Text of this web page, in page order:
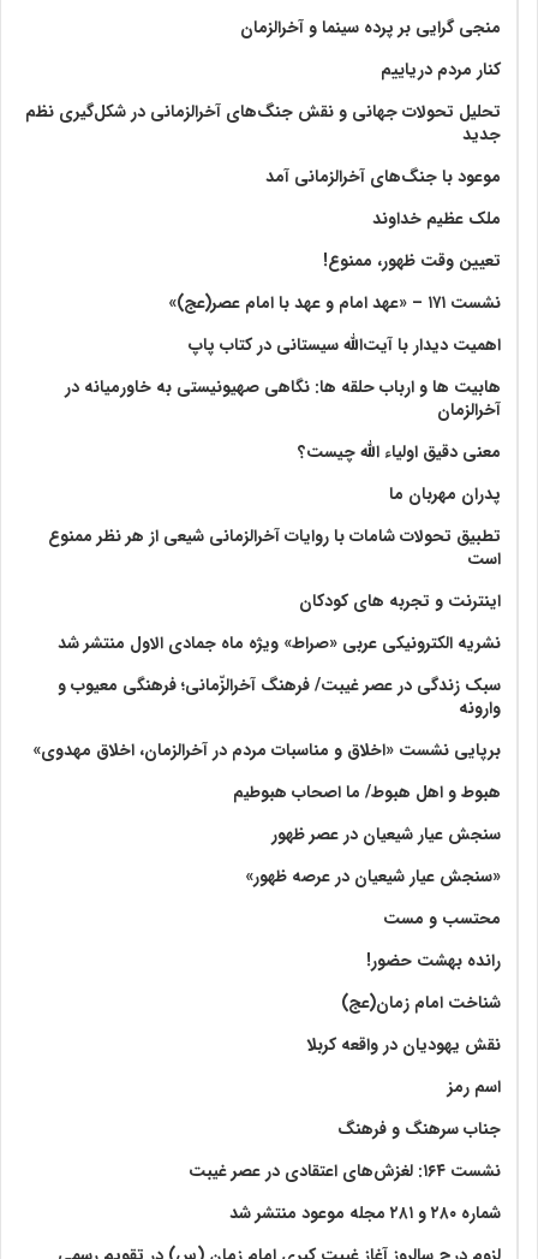
منجی گرایی بر پرده سینما و آخرالزمان
کنار مردم دریاییم
تحلیل تحولات جهانی و نقش جنگ‌های آخرالزمانی در شکل‌گیری نظم
جدید
موعود با جنگ‌های آخرالزمانی آمد
ملک عظیم خداوند
تعیین وقت ظهور، ممنوع!
نشست ۱۷۱ – «عهد امام و عهد با امام عصر(عج)»
اهمیت دیدار با آیت‌الله سیستانی در کتاب پاپ
هابیت ها و ارباب حلقه ها: نگاهی صهیونیستی به خاورمیانه در
آخرالزمان
معنی دقیق اولیاء الله چیست؟
پدران مهربان ما
تطبیق تحولات شامات با روایات آخرالزمانی شیعی از هر نظر ممنوع
است
اینترنت و تجربه های کودکان
نشریه الکترونیکی عربی «صراط» ویژه ماه جمادی الاول منتشر شد
سبک زندگی در عصر غیبت/ فرهنگ آخرالزّمانی؛ فرهنگی معیوب و
وارونه
برپایی نشست «اخلاق و مناسبات مردم در آخرالزمان، اخلاق مهدوی»
هبوط و اهل هبوط/ ما اصحاب هبوطیم
سنجش عیار شیعیان در عصر ظهور
«سنجش عیار شیعیان در عرصه ظهور»
محتسب و مست
رانده بهشت‌ حضور!
شناخت امام زمان(عج)
نقش یهودیان در واقعه کربلا
اسم رمز
جناب سرهنگ و فرهنگ
نشست ۱۶۴: لغزش‌های اعتقادی در عصر غیبت
شماره ۲۸۰ و ۲۸۱ مجله موعود منتشر شد